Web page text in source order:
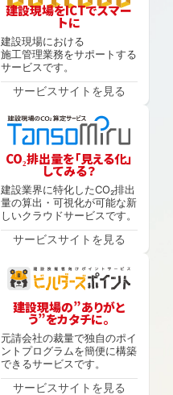
建設現場をICTでスマー
トに
建設現場における
施工管理業務をサポートする
サービスです。
サービスサイトを見る
CO₂排出量を「見える化」
してみる？
建設業界に特化したCO₂排出
量の算出・可視化が可能な新
しいクラウドサービスです。
サービスサイトを見る
建設現場の”ありがと
う”をカタチに。
元請会社の裁量で独自のポイ
ントプログラムを簡便に構築
できるサービスです。
サービスサイトを見る